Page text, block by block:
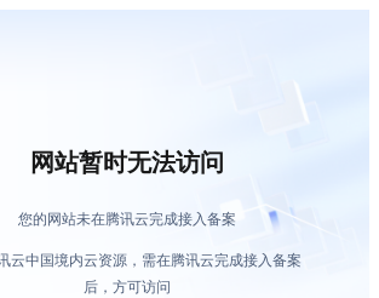
网站暂时无法访问
您的网站未在腾讯云完成接入备案
云中国境内云资源，需在腾讯云完成接入备案
后，方可访问